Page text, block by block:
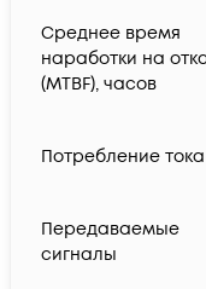
Среднее время
наработки на
(MTBF), часов
Потребление тока
Передаваемые
сигналы